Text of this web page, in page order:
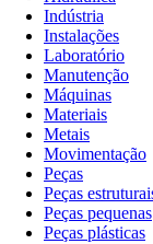
Indústria
Instalações
Laboratório
Manutenção
Máquinas
Materiais
Metais
Movimentação
Peças
Peças
Peças pequenas
Peças plásticas